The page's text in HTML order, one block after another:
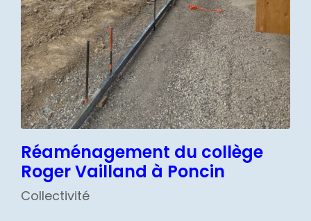
Réaménagement du collège
Roger Vailland à Poncin
Collectivité